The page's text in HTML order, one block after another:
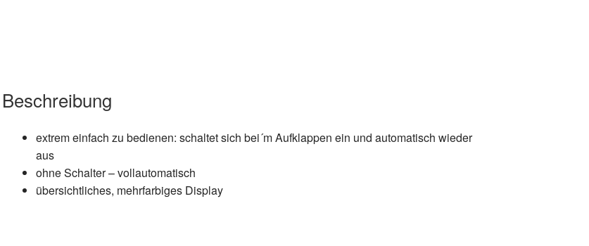
Beschreibung
extrem einfach zu bedienen: schaltet sich bei´m Aufklappen ein und automatisch wieder
aus
ohne Schalter – vollautomatisch
übersichtliches, mehrfarbiges Display